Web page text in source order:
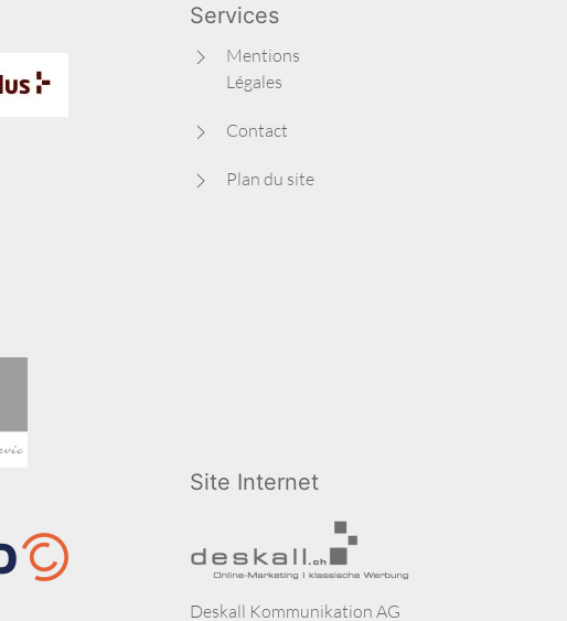
Services
Mentions
Légales
Contact
Plan du site
Site Internet
Deskall Kommunikation AG